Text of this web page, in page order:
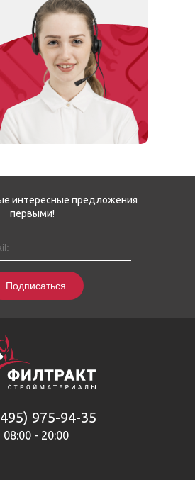
интересные предложения
первыми!
Подписаться
975-94-35
08:00 - 20:00